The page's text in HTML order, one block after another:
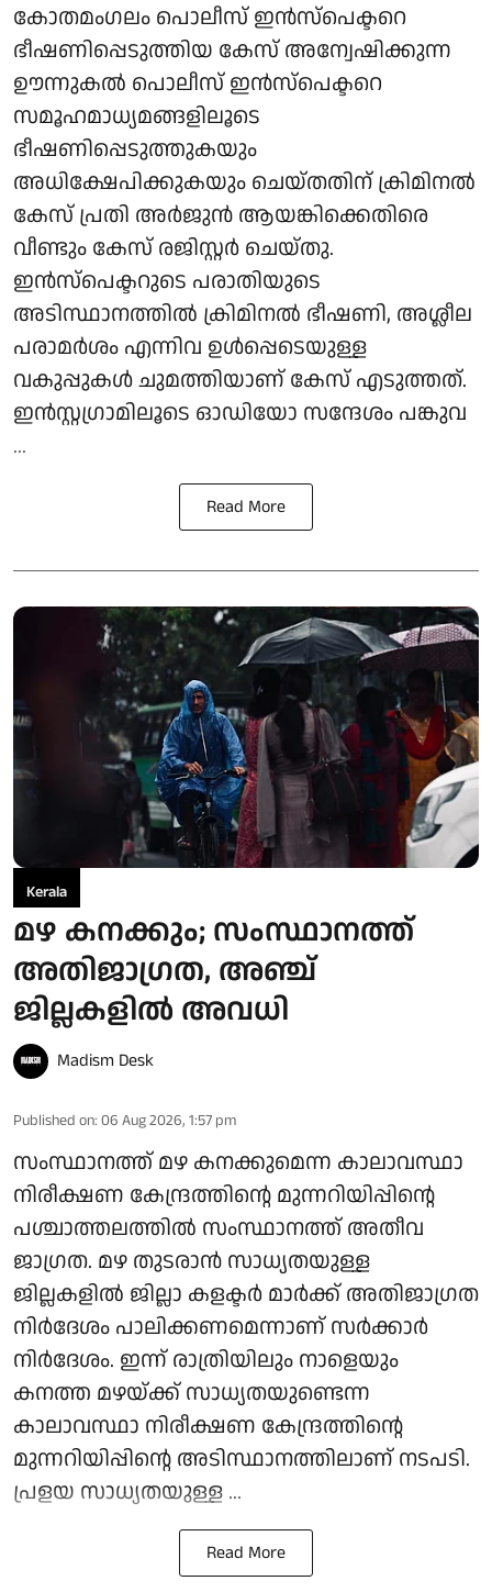
കോതമംഗലം പൊലീസ് ഇൻസ്പെക്ടറെ
ഭീഷണിപ്പെടുത്തിയ കേസ് അന്വേഷിക്കുന്ന
ഊന്നുകൽ പൊലീസ് ഇൻസ്പെക്ടറെ
സമൂഹമാധ്യമങ്ങളിലൂടെ
ഭീഷണിപ്പെടുത്തുകയും
അധിക്ഷേപിക്കുകയും ചെയ്തതിന് ക്രിമിനൽ
കേസ് പ്രതി അർജുൻ ആയങ്കിക്കെതിരെ
വീണ്ടും കേസ് രജിസ്റ്റർ ചെയ്തു.
ഇൻസ്പെക്ടറുടെ പരാതിയുടെ
അടിസ്ഥാനത്തിൽ ക്രിമിനൽ ഭീഷണി, അശ്ലീല
പരാമർശം എന്നിവ ഉൾപ്പെടെയുള്ള
വകുപ്പുകൾ ചുമത്തിയാണ് കേസ് എടുത്തത്.
ഇൻസ്റ്റഗ്രാമിലൂടെ ഓഡിയോ സന്ദേശം പങ്കുവ
...
Read More
Kerala
മഴ കനക്കും; സംസ്ഥാനത്ത്
അതിജാഗ്രത, അഞ്ച്
ജില്ലകളില്‍ അവധി
Madism Desk
Published on: 06 Aug 2026, 1:57 pm
സംസ്ഥാനത്ത് മഴ കനക്കുമെന്ന കാലാവസ്ഥാ
നിരീക്ഷണ കേന്ദ്രത്തിന്റെ മുന്നറിയിപ്പിന്റെ
പശ്ചാത്തലത്തില്‍ സംസ്ഥാനത്ത് അതീവ
ജാഗ്രത. മഴ തുടരാന്‍ സാധ്യതയുള്ള
ജില്ലകളില്‍ ജില്ലാ കളക്ടര്‍ മാര്‍ക്ക് അതിജാഗ്രത
നിര്‍ദേശം പാലിക്കണമെന്നാണ് സര്‍ക്കാര്‍
നിര്‍ദേശം. ഇന്ന് രാത്രിയിലും നാളെയും
കനത്ത മഴയ്ക്ക് സാധ്യതയുണ്ടെന്ന
കാലാവസ്ഥാ നിരീക്ഷണ കേന്ദ്രത്തിന്റെ
മുന്നറിയിപ്പിന്റെ അടിസ്ഥാനത്തിലാണ് നടപടി.
പ്രളയ സാധ്യതയുള്ള ...
Read More